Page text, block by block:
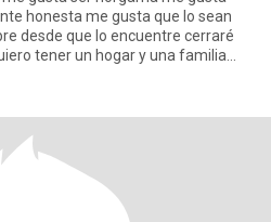
honesta me gusta que lo sean
desde que lo encuentre cerraré
tener un hogar y una familia